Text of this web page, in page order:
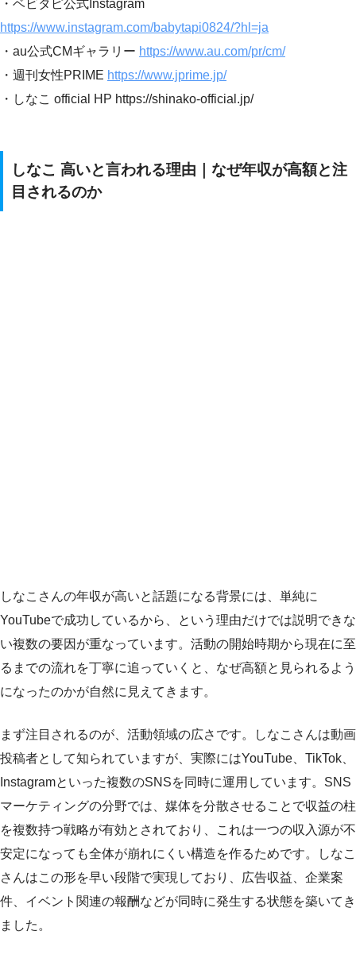
・ベビタピ公式Instagram
https://www.instagram.com/babytapi0824/?hl=ja
・au公式CMギャラリー https://www.au.com/pr/cm/
・週刊女性PRIME https://www.jprime.jp/
・しなこ official HP https://shinako-official.jp/
しなこ 高いと言われる理由｜なぜ年収が高額と注
目されるのか
しなこさんの年収が高いと話題になる背景には、単純に
YouTubeで成功しているから、という理由だけでは説明できな
い複数の要因が重なっています。活動の開始時期から現在に至
るまでの流れを丁寧に追っていくと、なぜ高額と見られるよう
になったのかが自然に見えてきます。
まず注目されるのが、活動領域の広さです。しなこさんは動画
投稿者として知られていますが、実際にはYouTube、TikTok、
Instagramといった複数のSNSを同時に運用しています。SNS
マーケティングの分野では、媒体を分散させることで収益の柱
を複数持つ戦略が有効とされており、これは一つの収入源が不
安定になっても全体が崩れにくい構造を作るためです。しなこ
さんはこの形を早い段階で実現しており、広告収益、企業案
件、イベント関連の報酬などが同時に発生する状態を築いてき
ました。